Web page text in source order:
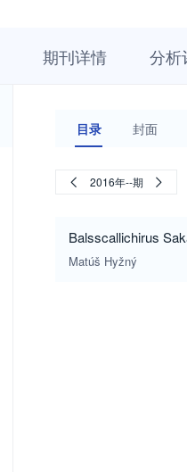
期刊详情 分析
目录 封面
2016年--期
Balsscallichirus
Matúš Hyžný